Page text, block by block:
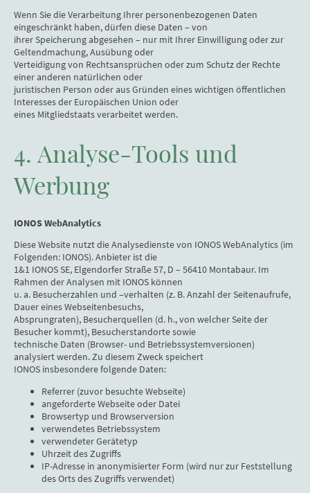
Wenn Sie die Verarbeitung Ihrer personenbezogenen Daten
eingeschränkt haben, dürfen diese Daten – von
ihrer Speicherung abgesehen – nur mit Ihrer Einwilligung oder zur
Geltendmachung, Ausübung oder
Verteidigung von Rechtsansprüchen oder zum Schutz der Rechte
einer anderen natürlichen oder
juristischen Person oder aus Gründen eines wichtigen öffentlichen
Interesses der Europäischen Union oder
eines Mitgliedstaats verarbeitet werden.
4. Analyse-Tools und
Werbung
IONOS WebAnalytics
Diese Website nutzt die Analysedienste von IONOS WebAnalytics (im
Folgenden: IONOS). Anbieter ist die
1&1 IONOS SE, Elgendorfer Straße 57, D – 56410 Montabaur. Im
Rahmen der Analysen mit IONOS können
u. a. Besucherzahlen und –verhalten (z. B. Anzahl der Seitenaufrufe,
Dauer eines Webseitenbesuchs,
Absprungraten), Besucherquellen (d. h., von welcher Seite der
Besucher kommt), Besucherstandorte sowie
technische Daten (Browser- und Betriebssystemversionen)
analysiert werden. Zu diesem Zweck speichert
IONOS insbesondere folgende Daten:
Referrer (zuvor besuchte Webseite)
angeforderte Webseite oder Datei
Browsertyp und Browserversion
verwendetes Betriebssystem
verwendeter Gerätetyp
Uhrzeit des Zugriffs
IP-Adresse in anonymisierter Form (wird nur zur Feststellung
des Orts des Zugriffs verwendet)